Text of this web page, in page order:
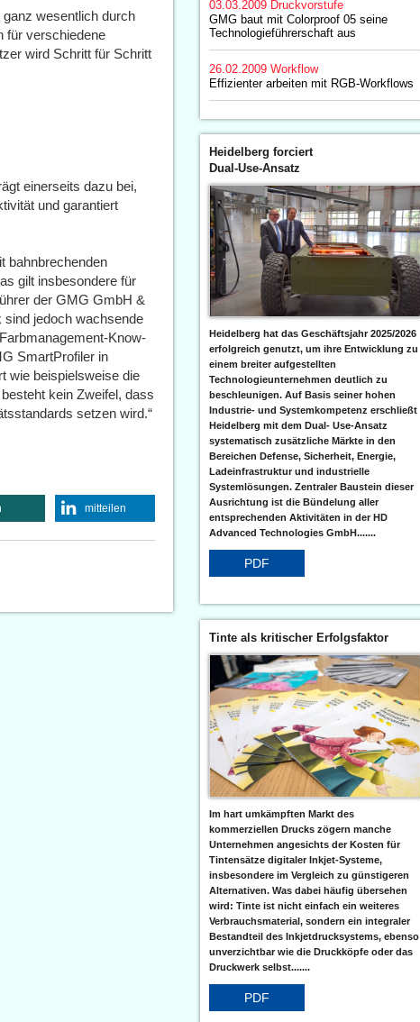
wesentlich durch
für verschiedene
wird Schritt für Schritt
einerseits dazu bei,
und garantiert
bahnbrechenden
gilt insbesondere für
der GMG GmbH &
sind jedoch wachsende
Know-
SmartProfiler in
wie beispielsweise die
kein Zweifel, dass
setzen wird.“
mitteilen
03.03.2009 Druckvorstufe
GMG baut mit Colorproof 05 seine
Technologieführerschaft aus
26.02.2009 Workflow
Effizienter arbeiten mit RGB-Workflows
Heidelberg forciert
Dual-Use-Ansatz
Heidelberg hat das Geschäftsjahr 2025/2026
erfolgreich genutzt, um ihre Entwicklung zu
einem breiter aufgestellten
Technologieunternehmen deutlich zu
beschleunigen. Auf Basis seiner hohen
Industrie- und Systemkompetenz erschließt
Heidelberg mit dem Dual- Use-Ansatz
systematisch zusätzliche Märkte in den
Bereichen Defense, Sicherheit, Energie,
Ladeinfrastruktur und industrielle
Systemlösungen. Zentraler Baustein dieser
Ausrichtung ist die Bündelung aller
entsprechenden Aktivitäten in der HD
Advanced Technologies GmbH.......
PDF
Tinte als kritischer Erfolgsfaktor
Im hart umkämpften Markt des
kommerziellen Drucks zögern manche
Unternehmen angesichts der Kosten für
Tintensätze digitaler Inkjet-Systeme,
insbesondere im Vergleich zu günstigeren
Alternativen. Was dabei häufig übersehen
wird: Tinte ist nicht einfach ein weiteres
Verbrauchsmaterial, sondern ein integraler
Bestandteil des Inkjetdrucksystems, ebenso
unverzichtbar wie die Druckköpfe oder das
Druckwerk selbst.......
PDF